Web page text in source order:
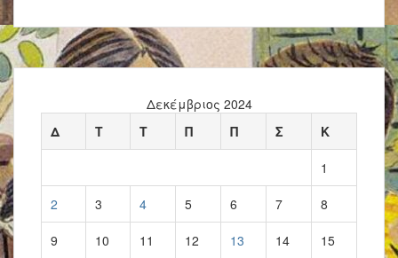
Δεκέμβριος 2024
Δ
Τ Τ Π Π Σ Κ
1
2 3 4 5 6 7 8
9 10 11 12 13 14 15